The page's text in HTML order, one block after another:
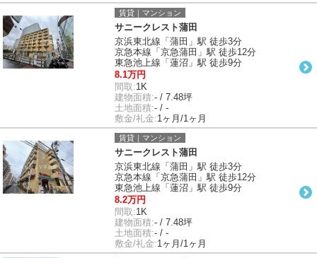
賃貸｜マンション
サニークレスト蒲田
京浜東北線「蒲田」駅 徒歩3分
京急本線「京急蒲田」駅 徒歩12分
東急池上線「蓮沼」駅 徒歩9分
8.1万円
間取:1K
建物面積:- / 7.48坪
土地面積:- / -
敷金/礼金:1ヶ月/1ヶ月
賃貸｜マンション
サニークレスト蒲田
京浜東北線「蒲田」駅 徒歩3分
京急本線「京急蒲田」駅 徒歩12分
東急池上線「蓮沼」駅 徒歩9分
8.2万円
間取:1K
建物面積:- / 7.48坪
土地面積:- / -
敷金/礼金:1ヶ月/1ヶ月